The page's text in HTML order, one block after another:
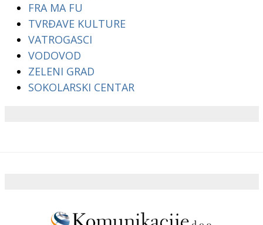
FRA MA FU
TVRĐAVE KULTURE
VATROGASCI
VODOVOD
ZELENI GRAD
SOKOLARSKI CENTAR